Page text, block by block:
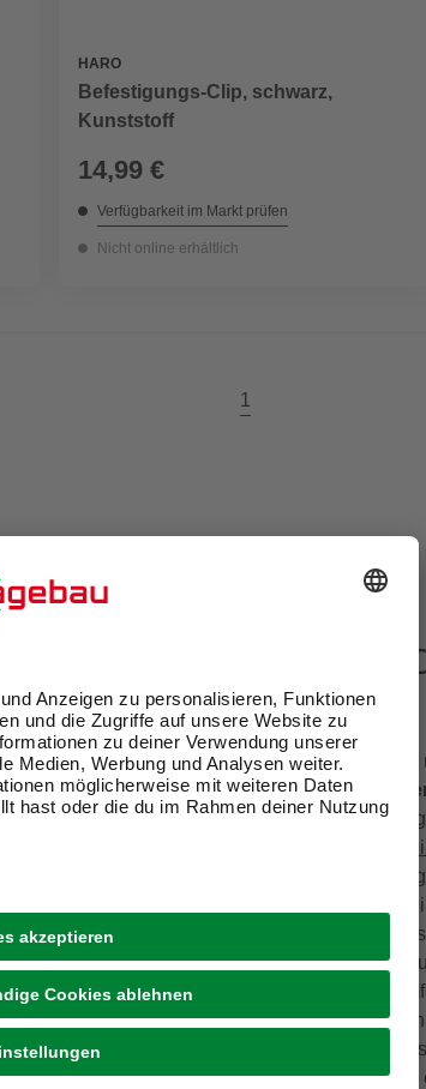
HARO
Befestigungs-Clip, schwarz,
Kunststoff
14,99 €
Verfügbarkeit im Markt prüfen
Nicht online erhältlich
1
zu einem schöneren
und Gewinnspiele
nützliche Heimwerker-Tipps
und innovative Lösungen